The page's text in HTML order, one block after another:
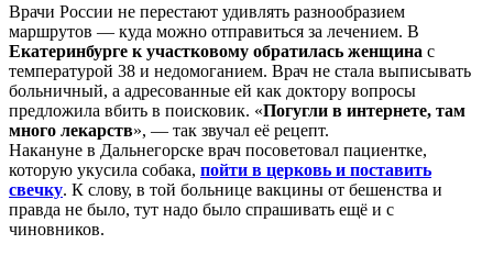
Врачи России не перестают удивлять разнообразием
маршрутов — куда можно отправиться за лечением. В
Екатеринбурге к участковому обратилась женщина с
температурой 38 и недомоганием. Врач не стала выписывать
больничный, а адресованные ей как доктору вопросы
предложила вбить в поисковик. «Погугли в интернете, там
много лекарств», — так звучал её рецепт.
Накануне в Дальнегорске врач посоветовал пациентке,
которую укусила собака, пойти в церковь и поставить
свечку. К слову, в той больнице вакцины от бешенства и
правда не было, тут надо было спрашивать ещё и с
чиновников.